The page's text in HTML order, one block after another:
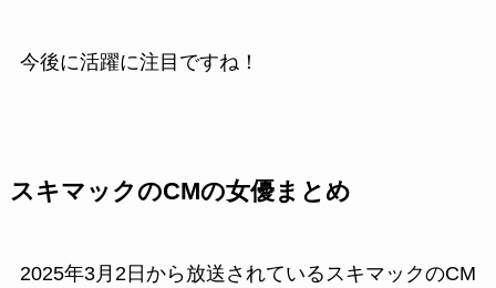
今後に活躍に注目ですね！
スキマックのCMの女優まとめ
2025年3月2日から放送されているスキマックのCM